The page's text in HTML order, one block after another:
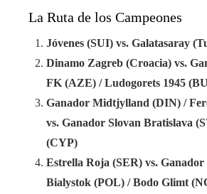
La Ruta de los Campeones
Jóvenes (SUI) vs. Galatasaray
Dinamo Zagreb (Croacia) vs.
FK (AZE) / Ludogorets 1945
Ganador Midtjylland (DIN) /
vs. Ganador Slovan Bratislava
(CYP)
Estrella Roja (SER) vs. Ganador
Bialystok (POL) / Bodo Glimt